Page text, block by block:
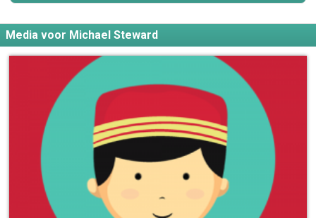
Media voor Michael Steward